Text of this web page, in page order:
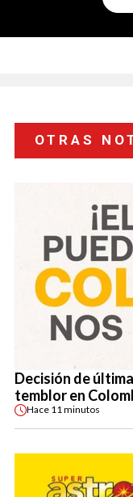
OTRAS
Decisión de
temblor en
Hace 11 minutos